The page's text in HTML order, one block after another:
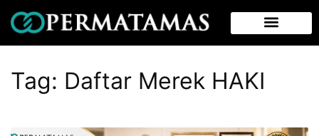
Tag: Daftar Merek HAKI